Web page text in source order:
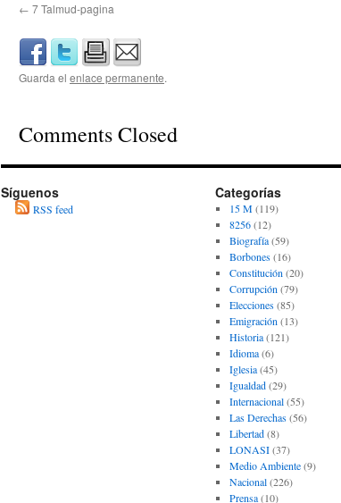
7 Talmud-pagina
Guarda el enlace permanente.
Comments Closed
Síguenos
RSS feed
Categorías
15 M(119)
8256(12)
Biografía(59)
Borbones(16)
Constitución (20)
Corrupción (79)
Elecciones(85)
Emigración (13)
Historia(121)
Idioma(6)
Iglesia(45)
Igualdad(29)
Internacional(55)
Las Derechas(56)
Libertad(8)
LONASI(37)
Medio Ambiente(9)
Nacional(226)
Prensa(10)